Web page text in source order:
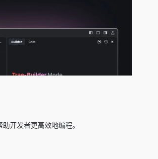
开发者更高效地编程。